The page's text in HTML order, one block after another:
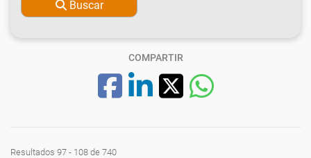
Buscar
COMPARTIR
Resultados 97 - 108 de 740